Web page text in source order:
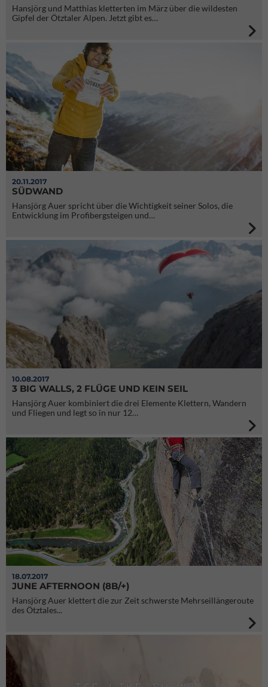
Hansjörg und Matthias kletterten im März über die wildesten
Gipfel der Ötztaler Alpen. Jetzt gibt es…
20.11.2017
SÜDWAND
Hansjörg Auer spricht über die Wichtigkeit seiner Solos, die
Entwicklung im Profibergsteigen und…
10.08.2017
3 BIG WALLS, 2 FLÜGE UND KEIN SEIL
Hansjörg Auer kombiniert die drei Elemente Klettern, Wandern
und Fliegen und legt so in nur 12…
18.07.2017
JUNE AFTERNOON (8B/+)
Hansjörg Auer klettert die zur Zeit schwerste Mehrseillängeroute
des Ötztales...